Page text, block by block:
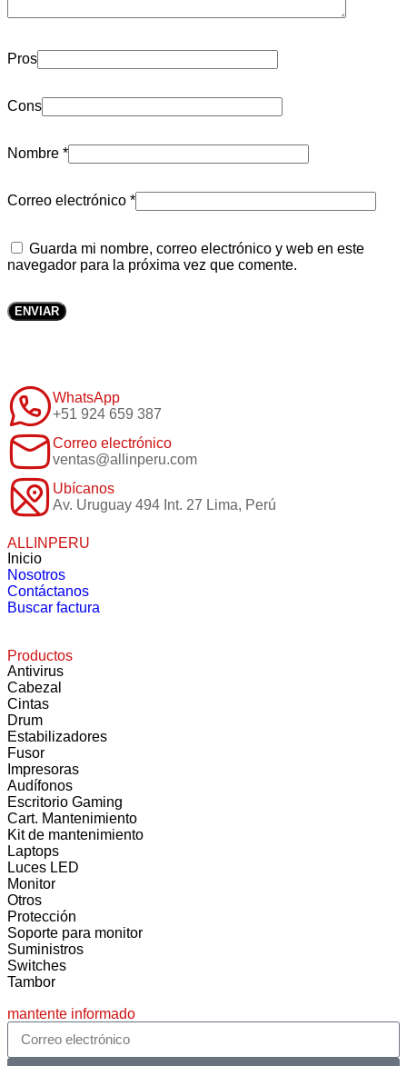
Pros
Cons
Nombre *
Correo electrónico *
Guarda mi nombre, correo electrónico y web en este
navegador para la próxima vez que comente.
WhatsApp
+51 924 659 387
Correo electrónico
ventas@allinperu.com
Ubícanos
Av. Uruguay 494 Int. 27 Lima, Perú
ALLINPERU
Inicio
Nosotros
Contáctanos
Buscar factura
Productos
Antivirus
Cabezal
Cintas
Drum
Estabilizadores
Fusor
Impresoras
Audífonos
Escritorio Gaming
Cart. Mantenimiento
Kit de mantenimiento
Laptops
Luces LED
Monitor
Otros
Protección
Soporte para monitor
Suministros
Switches
Tambor
mantente informado